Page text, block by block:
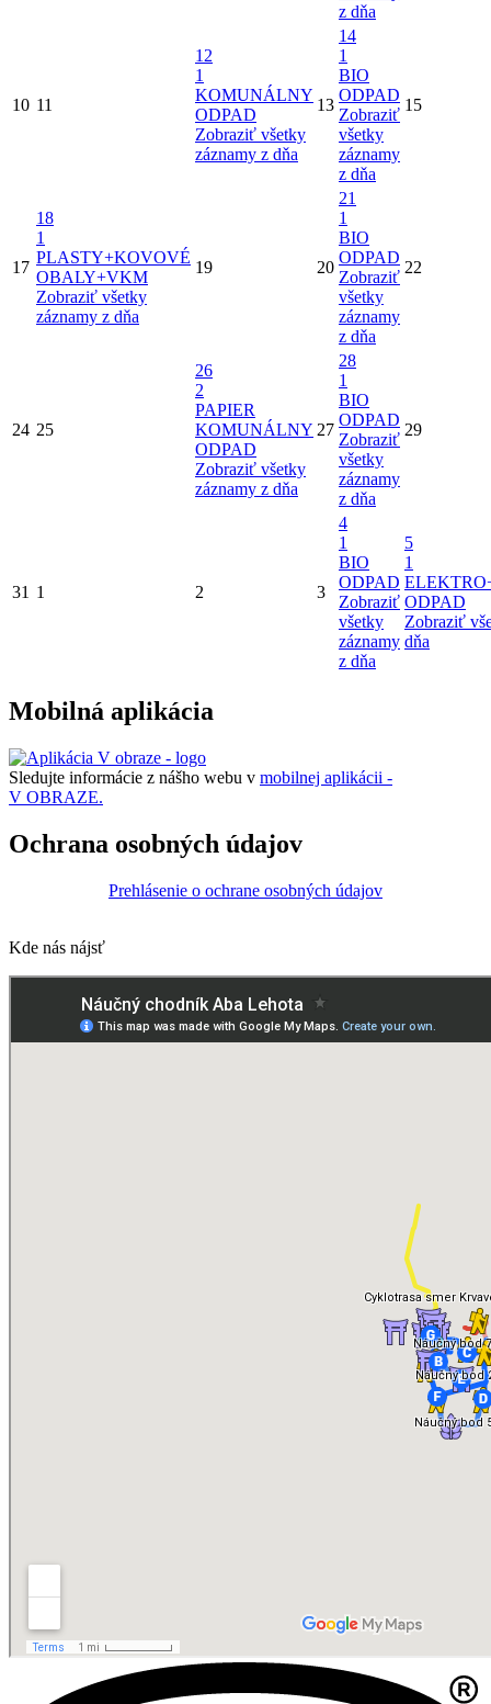
z dňa
10 11
12
1
KOMUNÁLNY
ODPAD
Zobraziť všetky
záznamy z dňa
13
14
1
BIO
ODPAD
Zobraziť
všetky
záznamy
z dňa
15
17
18
1
PLASTY+KOVOVÉ
OBALY+VKM
Zobraziť všetky
záznamy z dňa
19 20
21
1
BIO
ODPAD
Zobraziť
všetky
záznamy
z dňa
22
24 25
26
2
PAPIER
KOMUNÁLNY
ODPAD
Zobraziť všetky
záznamy z dňa
27
28
1
BIO
ODPAD
Zobraziť
všetky
záznamy
z dňa
29
31 1 2 3
4
1
BIO
ODPAD
Zobraziť
všetky
záznamy
z dňa
5
1
ODPAD
Zobraziť
dňa
Mobilná aplikácia
Sledujte informácie z nášho webu v mobilnej aplikácii -
V OBRAZE.
Ochrana osobných údajov
Prehlásenie o ochrane osobných údajov
Kde nás nájsť